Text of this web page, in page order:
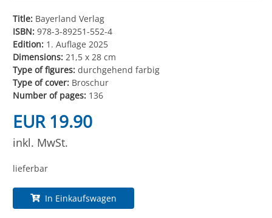
Title: Bayerland Verlag
ISBN: 978-3-89251-552-4
Edition: 1. Auflage 2025
Dimensions: 21,5 x 28 cm
Type of figures: durchgehend farbig
Type of cover: Broschur
Number of pages: 136
EUR 19.90
inkl. MwSt.
lieferbar
In Einkaufswagen